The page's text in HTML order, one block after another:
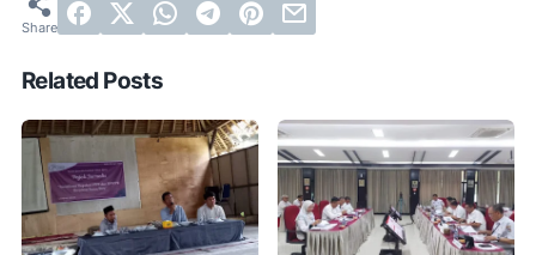
Related Posts